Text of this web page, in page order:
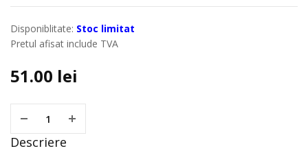
Disponiblitate: Stoc limitat
Pretul afisat include TVA
51.00 lei
Descriere